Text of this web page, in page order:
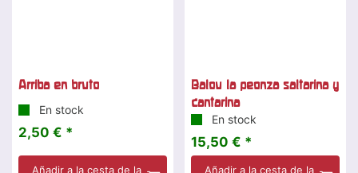
Arriba en bruto
En stock
2,50 € *
Añadir a la cesta de la
Balou la peonza saltarina y
cantarina
En stock
15,50 € *
Añadir a la cesta de la